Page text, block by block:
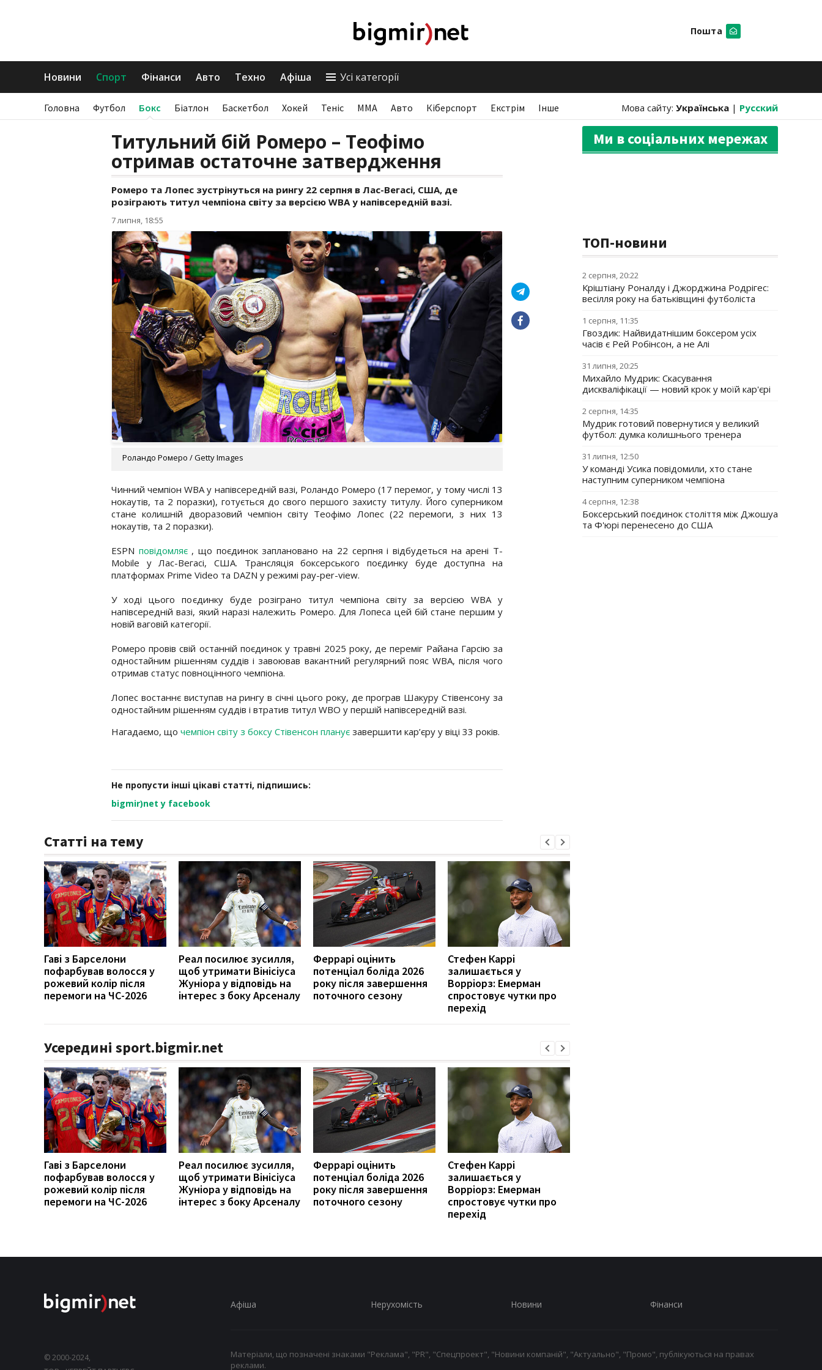
Пошта
Новини Спорт Фінанси Авто Техно Афіша Усі категорії
Головна Футбол Бокс Біатлон Баскетбол Хокей Теніс ММА Авто Кіберспорт Екстрім Інше Мова сайту: Українська | Русский
Титульний бій Ромеро – Теофімо
отримав остаточне затвердження
Ромеро та Лопес зустрінуться на рингу 22 серпня в Лас-Вегасі, США, де
розіграють титул чемпіона світу за версією WBA у напівсередній вазі.
7 липня, 18:55
Роландо Ромеро / Getty Images
Чинний чемпіон WBA у напівсередній вазі, Роландо Ромеро (17 перемог, у тому числі 13
нокаутів, та 2 поразки), готується до свого першого захисту титулу. Його суперником
стане колишній дворазовий чемпіон світу Теофімо Лопес (22 перемоги, з них 13
нокаутів, та 2 поразки).
ESPN повідомляє , що поєдинок заплановано на 22 серпня і відбудеться на арені T-
Mobile у Лас-Вегасі, США. Трансляція боксерського поєдинку буде доступна на
платформах Prime Video та DAZN у режимі pay-per-view.
У ході цього поєдинку буде розіграно титул чемпіона світу за версією WBA у
напівсередній вазі, який наразі належить Ромеро. Для Лопеса цей бій стане першим у
новій ваговій категорії.
Ромеро провів свій останній поєдинок у травні 2025 року, де переміг Райана Гарсію за
одностайним рішенням суддів і завоював вакантний регулярний пояс WBA, після чого
отримав статус повноцінного чемпіона.
Лопес востаннє виступав на рингу в січні цього року, де програв Шакуру Стівенсону за
одностайним рішенням суддів і втратив титул WBO у першій напівсередній вазі.
Нагадаємо, що чемпіон світу з боксу Стівенсон планує завершити кар’єру у віці 33 років.
Не пропусти інші цікаві статті, підпишись:
bigmir)net у facebook
Статті на тему
Гаві з Барселони
пофарбував волосся у
рожевий колір після
перемоги на ЧС-2026
Реал посилює зусилля,
щоб утримати Вінісіуса
Жуніора у відповідь на
інтерес з боку Арсеналу
Феррарі оцінить
потенціал боліда 2026
року після завершення
поточного сезону
Стефен Каррі
залишається у
Ворріорз: Емерман
спростовує чутки про
перехід
Усередині sport.bigmir.net
Гаві з Барселони
пофарбував волосся у
рожевий колір після
перемоги на ЧС-2026
Реал посилює зусилля,
щоб утримати Вінісіуса
Жуніора у відповідь на
інтерес з боку Арсеналу
Феррарі оцінить
потенціал боліда 2026
року після завершення
поточного сезону
Стефен Каррі
залишається у
Ворріорз: Емерман
спростовує чутки про
перехід
Ми в соціальних мережах
ТОП-новини
2 серпня, 20:22
Кріштіану Роналду і Джорджина Родрігес:
весілля року на батьківщині футболіста
1 серпня, 11:35
Гвоздик: Найвидатнішим боксером усіх
часів є Рей Робінсон, а не Алі
31 липня, 20:25
Михайло Мудрик: Скасування
дискваліфікації — новий крок у моїй кар'єрі
2 серпня, 14:35
Мудрик готовий повернутися у великий
футбол: думка колишнього тренера
31 липня, 12:50
У команді Усика повідомили, хто стане
наступним суперником чемпіона
4 серпня, 12:38
Боксерський поєдинок століття між Джошуа
та Ф'юрі перенесено до США
© 2000-2024,
Афіша Нерухомість Новини Фінанси
Матеріали, що позначені знаками "Реклама", "PR", "Спецпроект", "Новини компаній", "Актуально", "Промо", публікуються на правах
реклами.